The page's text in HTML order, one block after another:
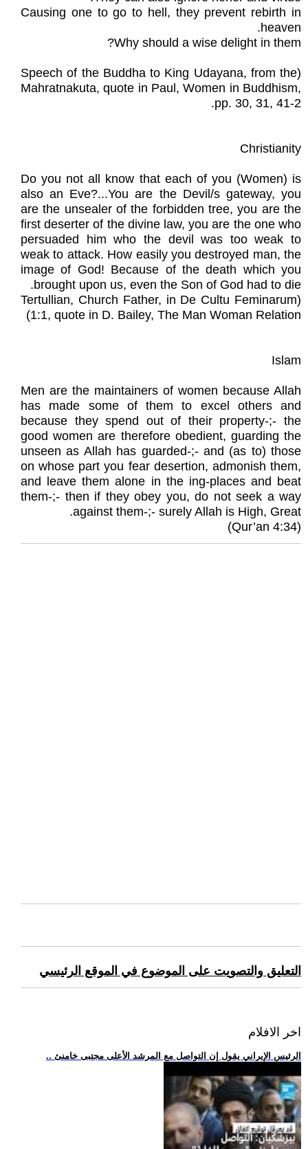
Causing one to go to hell, they prevent rebirth in
heaven.
Why should a wise delight in them?
(Speech of the Buddha to King Udayana, from the
Mahratnakuta, quote in Paul, Women in Buddhism,
pp. 30, 31, 41-2.
Christianity
Do you not all know that each of you (Women) is
also an Eve?...You are the Devil/s gateway, you
are the unsealer of the forbidden tree, you are the
first deserter of the divine law, you are the one who
persuaded him who the devil was too weak to
weak to attack. How easily you destroyed man, the
image of God! Because of the death which you
brought upon us, even the Son of God had to die.
(Tertullian, Church Father, in De Cultu Feminarum
1:1, quote in D. Bailey, The Man Woman Relation)
Islam
Men are the maintainers of women because Allah
has made some of them to excel others and
because they spend out of their property-;- the
good women are therefore obedient, guarding the
unseen as Allah has guarded-;- and (as to) those
on whose part you fear desertion, admonish them,
and leave them alone in the ing-places and beat
them-;- then if they obey you, do not seek a way
against them-;- surely Allah is High, Great.
(Qur’an 4:34)
التعليق والتصويت على الموضوع في الموقع الرئيسي
اخر الافلام
.. الرئيس الإيراني يقول إن التواصل مع المرشد الأعلى مجتبى خامنئ